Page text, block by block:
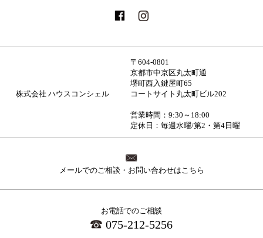
株式会社 ハウスコンシェル
〒604-0801
京都市中京区丸太町通
堺町西入鍵屋町65
コートサイト丸太町ビル202
営業時間：9:30～18:00
定休日：毎週水曜/第2・第4日曜
メールでのご相談・お問い合わせはこちら
お電話でのご相談
075-212-5256